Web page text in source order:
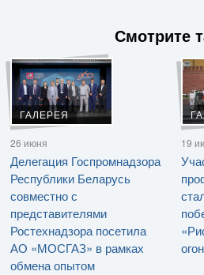
Смотрите
ГАЛЕРЕЯ
26 июня
Делегация Госпромнадзора
Республики Беларусь
совместно с
представителями
Ростехнадзора посетила
АО «МОСГАЗ» в рамках
обмена опытом
19